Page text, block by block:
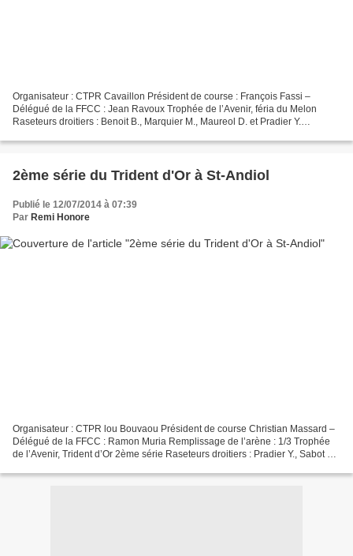
Organisateur : CTPR Cavaillon Président de course : François Fassi –
Délégué de la FFCC : Jean Ravoux Trophée de l’Avenir, féria du Melon
Raseteurs droitiers : Benoit B., Marquier M., Maureol D. et Pradier Y.
2ème série du Trident d'Or à St-Andiol
Publié le 12/07/2014 à 07:39
Par Remi Honore
Organisateur : CTPR lou Bouvaou Président de course Christian Massard –
Délégué de la FFCC : Ramon Muria Remplissage de l’arène : 1/3 Trophée
de l’Avenir, Trident d’Or 2ème série Raseteurs droitiers : Pradier Y., Sabot B.